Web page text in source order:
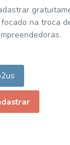
na troca